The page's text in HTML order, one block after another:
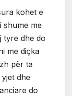
kohet e
shume me
tyre dhe do
me diçka
për ta
dhe
do